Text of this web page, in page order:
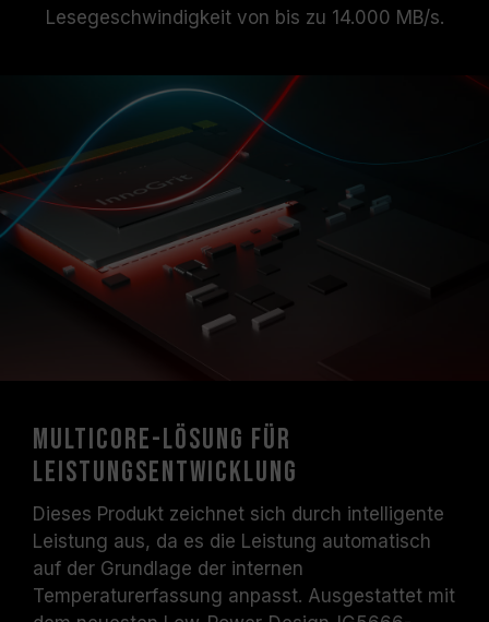
Lesegeschwindigkeit von bis zu 14.000 MB/s.
Multicore-Lösung für
Leistungsentwicklung
Dieses Produkt zeichnet sich durch intelligente
Leistung aus, da es die Leistung automatisch
auf der Grundlage der internen
Temperaturerfassung anpasst. Ausgestattet mit